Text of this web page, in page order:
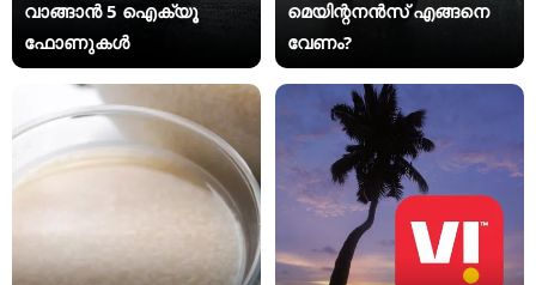
വാങ്ങാൻ 5 ഐക്യൂ
ഫോണുകൾ
മെയിന്റനൻസ് എങ്ങനെ
വേണം?